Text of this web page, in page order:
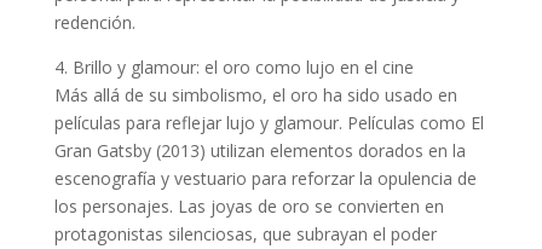
redención.
4. Brillo y glamour: el oro como lujo en el cine
Más allá de su simbolismo, el oro ha sido usado en
películas para reflejar lujo y glamour. Películas como El
Gran Gatsby (2013) utilizan elementos dorados en la
escenografía y vestuario para reforzar la opulencia de
los personajes. Las joyas de oro se convierten en
protagonistas silenciosas, que subrayan el poder